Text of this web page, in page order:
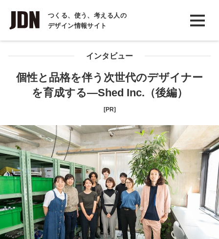
つくる、使う、考える人の
デザイン情報サイト
INTERVIEW
インタビュー
REPORT
COLUMN
インタビュー
個性と品格を伴う次世代のデザイナー
を育成する―Shed Inc.（後編）
[PR]